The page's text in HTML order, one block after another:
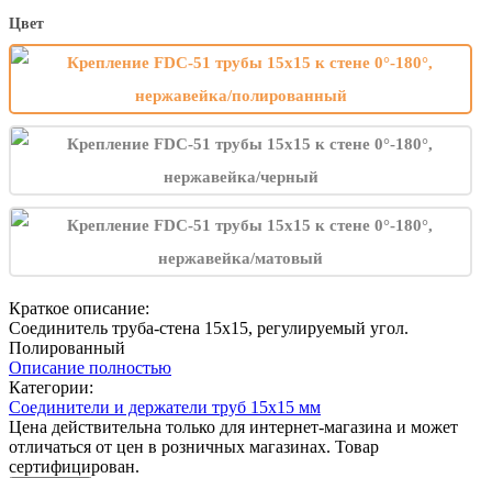
Цвет
Краткое описание:
Соединитель труба-стена 15х15, регулируемый угол.
Полированный
Описание полностью
Категории:
Соединители и держатели труб 15х15 мм
Цена действительна только для интернет-магазина и может
отличаться от цен в розничных магазинах. Товар
сертифицирован.